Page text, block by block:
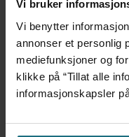
Vi bruker
Vi benytter
annonser et personlig
mediefunksjoner og
klikke på “Tillat alle
informasjonskapsler
har